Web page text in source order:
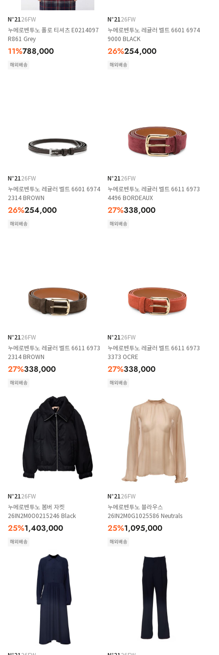
N°2126FW
누메로벤투노 폴로 티셔츠 E0214097
R861 Grey
11%788,000
해외배송
N°2126FW
누메로벤투노 레귤러 벨트 6601 6974
9000 BLACK
26%254,000
해외배송
N°2126FW
누메로벤투노 레귤러 벨트 6601 6974
2314 BROWN
26%254,000
해외배송
N°2126FW
누메로벤투노 레귤러 벨트 6611 6973
4496 BORDEAUX
27%338,000
해외배송
N°2126FW
누메로벤투노 레귤러 벨트 6611 6973
2314 BROWN
27%338,000
해외배송
N°2126FW
누메로벤투노 레귤러 벨트 6611 6973
3373 OCRE
27%338,000
해외배송
N°2126FW
누메로벤투노 봄버 자켓
26IN2M0O0215246 Black
25%1,403,000
해외배송
N°2126FW
누메로벤투노 블라우스
26IN2M0G1025586 Neutrals
25%1,095,000
해외배송